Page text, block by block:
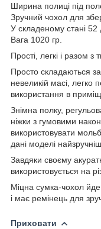
Ширина полиці під
Зручний чохол для
У складеному стані 52
Вага 1020 гр.
Прості, легкі і разом з
Просто складаються
невеликій масі, легко
використання в
Знімна полку,
ніжки з гумовими
використовувати
дані моделі
Завдяки своєму
використовується на
Міцна сумка-чохол йде
і має ремінець для
Приховати